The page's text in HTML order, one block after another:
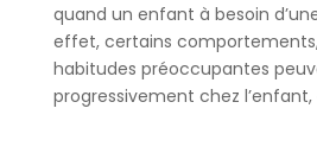
quand un enfant à besoin
effet, certains
habitudes préoccupantes
progressivement chez l’enfant,